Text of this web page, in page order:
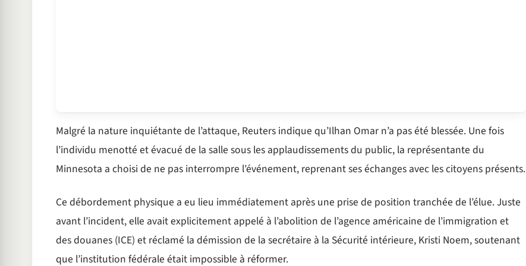
Malgré la nature inquiétante de l’attaque, Reuters indique qu’Ilhan Omar n’a pas été blessée. Une fois
l’individu menotté et évacué de la salle sous les applaudissements du public, la représentante du
Minnesota a choisi de ne pas interrompre l’événement, reprenant ses échanges avec les citoyens présents.
Ce débordement physique a eu lieu immédiatement après une prise de position tranchée de l’élue. Juste
avant l’incident, elle avait explicitement appelé à l’abolition de l’agence américaine de l’immigration et
des douanes (ICE) et réclamé la démission de la secrétaire à la Sécurité intérieure, Kristi Noem, soutenant
que l’institution fédérale était impossible à réformer.